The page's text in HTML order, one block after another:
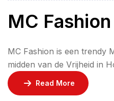
MC Fashion
MC Fashion is een trendy
midden van de Vrijheid in
volledige collectie van
Marccain Sport
Read More